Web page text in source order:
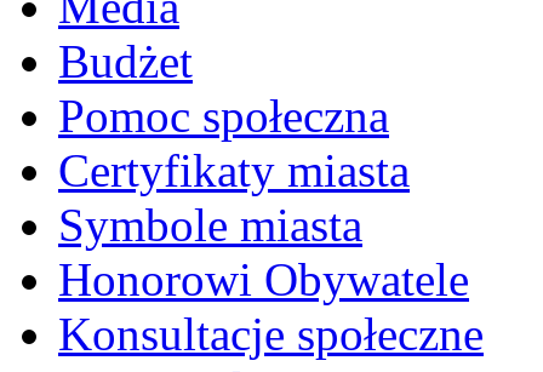
Budżet
Pomoc społeczna
Certyfikaty miasta
Symbole miasta
Honorowi Obywatele
Konsultacje społeczne